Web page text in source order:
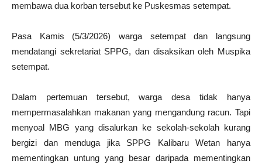
membawa dua korban tersebut ke Puskesmas setempat.
Pasa Kamis (5/3/2026) warga setempat dan langsung
mendatangi sekretariat SPPG, dan disaksikan oleh Muspika
setempat.
Dalam pertemuan tersebut, warga desa tidak hanya
mempermasalahkan makanan yang mengandung racun. Tapi
menyoal MBG yang disalurkan ke sekolah-sekolah kurang
bergizi dan menduga jika SPPG Kalibaru Wetan hanya
mementingkan untung yang besar daripada mementingkan